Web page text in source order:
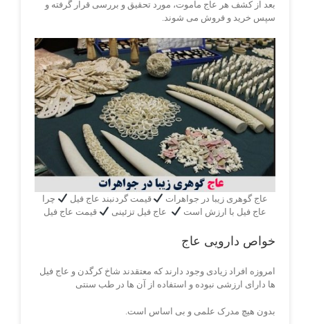
بعد از کشف هر عاج ماموت، مورد تحقیق و بررسی قرار گرفته و
سپس خرید و فروش می شوند.
عاج گوهری زیبا در جواهرات قیمت گردنبند عاج فیل
چرا
عاج فیل با ارزش است
عاج فیل تزئینی قیمت عاج فیل
خواص دارویی عاج
امروزه افراد زیادی وجود دارند که معتقدند شاخ کرگدن و عاج فیل
ها دارای ارزشی نبوده و استفاده از آن ها در طب سنتی
بدون هیچ مدرک علمی و بی اساس است.